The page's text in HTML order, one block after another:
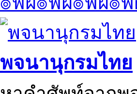
พจนานุกรมไทย